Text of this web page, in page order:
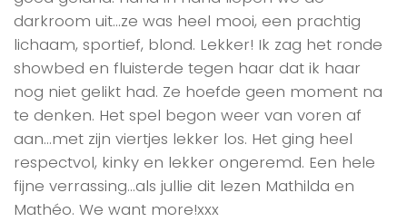
darkroom uit…ze was heel mooi, een prachtig
lichaam, sportief, blond. Lekker! Ik zag het ronde
showbed en fluisterde tegen haar dat ik haar
nog niet gelikt had. Ze hoefde geen moment na
te denken. Het spel begon weer van voren af
aan…met zijn viertjes lekker los. Het ging heel
respectvol, kinky en lekker ongeremd. Een hele
fijne verrassing…als jullie dit lezen Mathilda en
Mathéo. We want more!xxx